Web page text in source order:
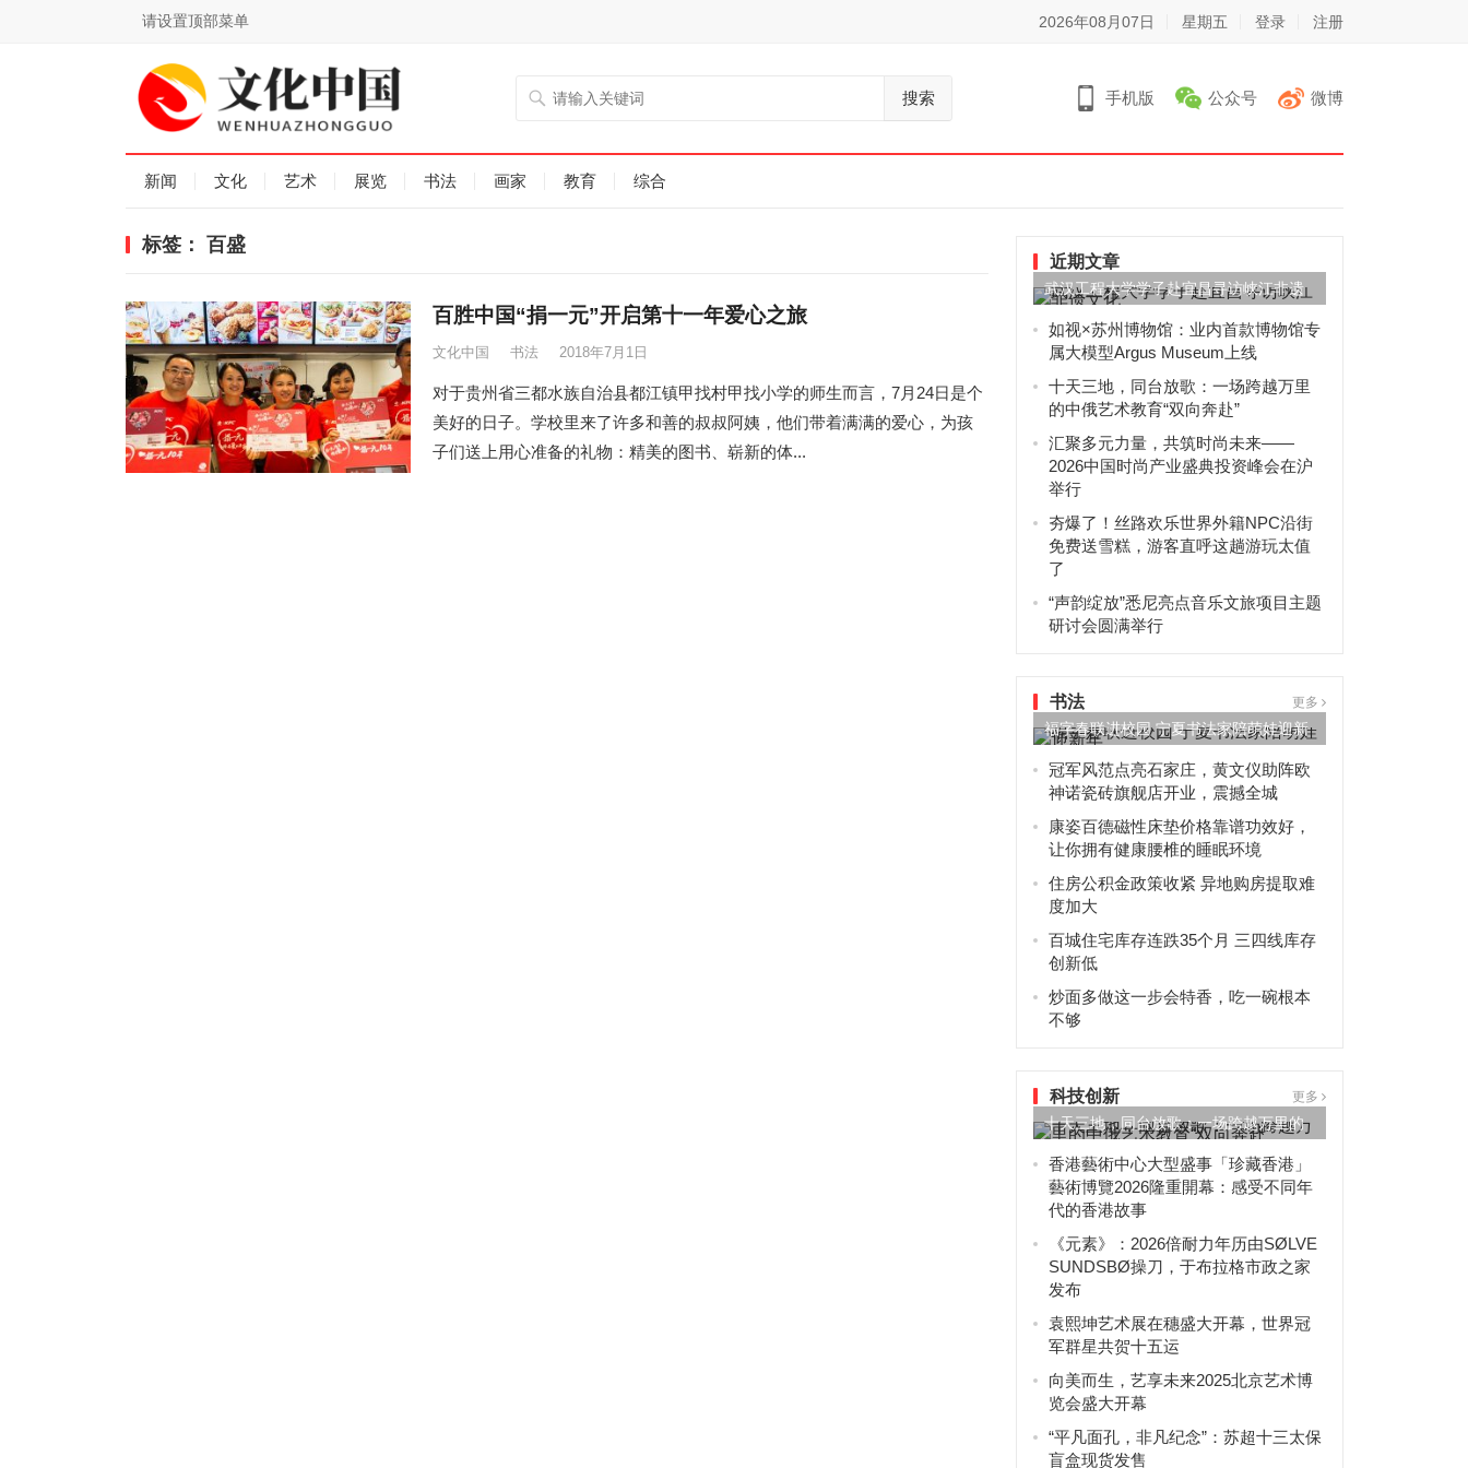
请设置顶部菜单 2026年08月07日 星期五 登录 注册
搜索 手机版 公众号 微博
新闻 文化 艺术 展览 书法 画家 教育 综合
标签： 百盛
百胜中国“捐一元”开启第十一年爱心之旅
文化中国 书法 2018年7月1日
对于贵州省三都水族自治县都江镇甲找村甲找小学的师生而言，7月24日是个
美好的日子。学校里来了许多和善的叔叔阿姨，他们带着满满的爱心，为孩
子们送上用心准备的礼物：精美的图书、崭新的体...
近期文章
武汉工程大学学子赴宜昌寻访峡江非遗
文化
如视×苏州博物馆：业内首款博物馆专
属大模型Argus Museum上线
十天三地，同台放歌：一场跨越万里
的中俄艺术教育“双向奔赴”
汇聚多元力量，共筑时尚未来——
2026中国时尚产业盛典投资峰会在沪
举行
夯爆了！丝路欢乐世界外籍NPC沿街
免费送雪糕，游客直呼这趟游玩太值
了
“声韵绽放”悉尼亮点音乐文旅项目主题
研讨会圆满举行
书法 更多
福字春联进校园 宁夏书法家陪萌娃迎新
年
冠军风范点亮石家庄，黄文仪助阵欧
神诺瓷砖旗舰店开业，震撼全城
康姿百德磁性床垫价格靠谱功效好，
让你拥有健康腰椎的睡眠环境
住房公积金政策收紧 异地购房提取难
度加大
百城住宅库存连跌35个月 三四线库存
创新低
炒面多做这一步会特香，吃一碗根本
不够
科技创新 更多
十天三地，同台放歌：一场跨越万里的
中俄艺术教育“双向奔赴”
香港藝術中心大型盛事「珍藏香港」
藝術博覽2026隆重開幕：感受不同年
代的香港故事
《元素》：2026倍耐力年历由SØLVE
SUNDSBØ操刀，于布拉格市政之家
发布
袁熙坤艺术展在穗盛大开幕，世界冠
军群星共贺十五运
向美而生，艺享未来2025北京艺术博
览会盛大开幕
“平凡面孔，非凡纪念”：苏超十三太保
盲盒现货发售